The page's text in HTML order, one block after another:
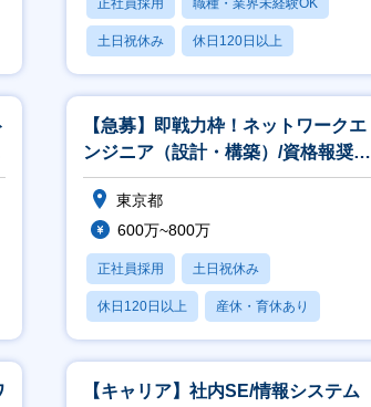
正社員採用 職種・業界未経験OK
土日祝休み 休日120日以上
産休・育休あり
【急募】即戦力枠！ネットワークエ
ンジニア（設計・構築）/資格報奨金
制度有◎/年間休日125日
東京都
600万~800万
正社員採用 土日祝休み
休日120日以上 産休・育休あり
月残業20時間以内
【キャリア】社内SE/情報システム